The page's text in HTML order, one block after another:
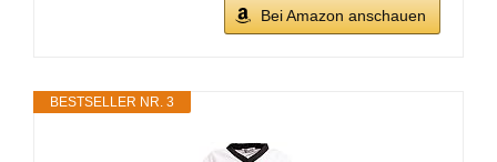
Bei Amazon anschauen
BESTSELLER NR. 3